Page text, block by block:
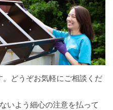
。どうぞお気軽にご相談くだ
いよう細心の注意を払って